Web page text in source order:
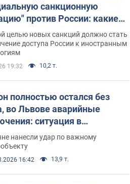
санкционную
против России: какие
поставил президент. Фото
целью новых санкций должно стать
доступа России к иностранным
19:32 10,2 т.
полностью остался без
во Львове аварийные
ситуация в
6 августа
нанесли удар по важному
16:42 13,9 т.